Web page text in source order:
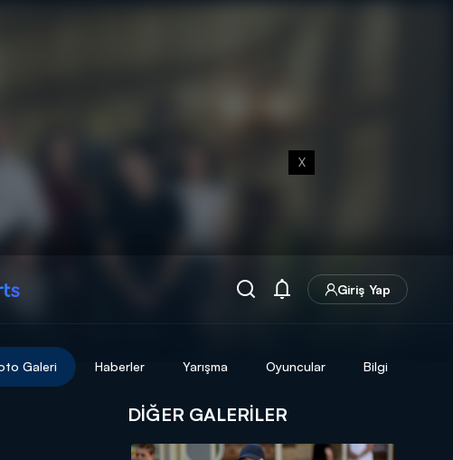
X
Giriş Yap
Galeri Haberler Yarışma Oyuncular Bilgi
DİĞER GALERİLER